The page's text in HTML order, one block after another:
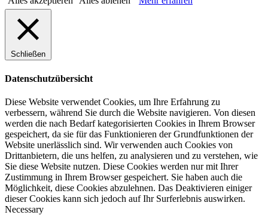
Schließen
Datenschutzübersicht
Diese Website verwendet Cookies, um Ihre Erfahrung zu
verbessern, während Sie durch die Website navigieren. Von diesen
werden die nach Bedarf kategorisierten Cookies in Ihrem Browser
gespeichert, da sie für das Funktionieren der Grundfunktionen der
Website unerlässlich sind. Wir verwenden auch Cookies von
Drittanbietern, die uns helfen, zu analysieren und zu verstehen, wie
Sie diese Website nutzen. Diese Cookies werden nur mit Ihrer
Zustimmung in Ihrem Browser gespeichert. Sie haben auch die
Möglichkeit, diese Cookies abzulehnen. Das Deaktivieren einiger
dieser Cookies kann sich jedoch auf Ihr Surferlebnis auswirken.
Necessary